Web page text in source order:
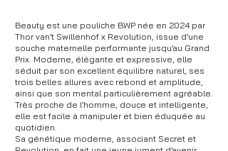
Beauty est une pouliche BWP née en 2024 par
Thor van’t Swillenhof x Revolution, issue d’une
souche maternelle performante jusqu’au Grand
Prix. Moderne, élégante et expressive, elle
séduit par son excellent équilibre naturel, ses
trois belles allures avec rebond et amplitude,
ainsi que son mental particulièrement agréable.
Très proche de l’homme, douce et intelligente,
elle est facile à manipuler et bien éduquée au
quotidien.
Sa génétique moderne, associant Secret et